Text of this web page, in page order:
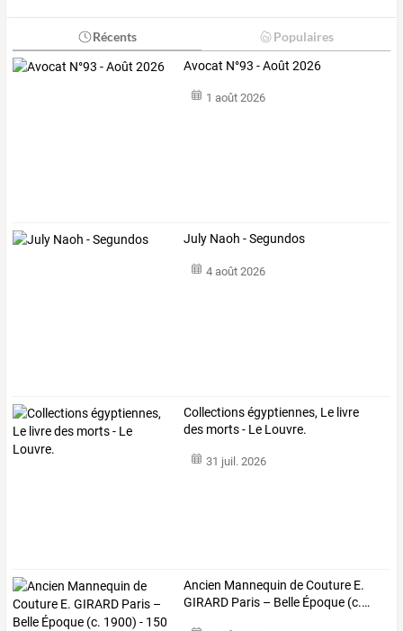
Récents Populaires
Avocat N°93 - Août 2026
1 août 2026
July Naoh - Segundos
4 août 2026
Collections égyptiennes, Le livre
des morts - Le Louvre.
31 juil. 2026
Ancien Mannequin deCouture E.
GIRARD Paris – Belle Époque (c.…